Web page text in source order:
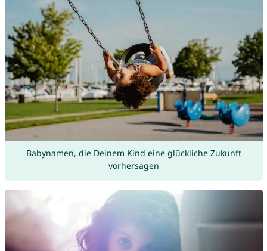
Babynamen, die Deinem Kind eine glückliche Zukunft
vorhersagen